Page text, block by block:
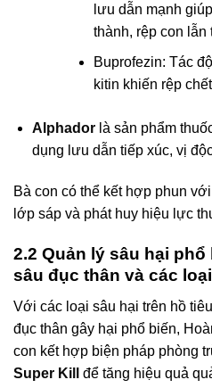
lưu dẫn mạnh
thành, rệp con
Buprofezin: Tác
kitin khiến rệp
Alphadorlà sản phẩm
dụng lưu dẫn tiếp xúc, vị
Bà con có thể kết hợp phun với
lớp sáp và phát huy hiệu lực
2.2 Quản lý sâu hại
sâu đục thân và các
Với các loại sâu hại trên hồ
đục thân gây hại phổ biến,
con kết hợp biện pháp phòng
Super Kill
để tăng hiệu quả